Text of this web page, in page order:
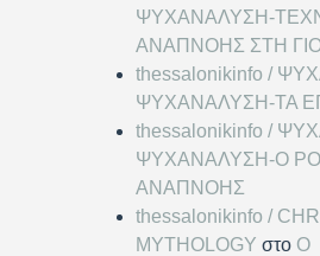
ΨΥΧΑΝΑΛΥΣΗ-
ΑΝΑΠΝΟΗΣ ΣΤΗ
thessalonikinfo /
ΨΥΧΑΝΑΛΥΣΗ-ΤΑ
thessalonikinfo /
ΨΥΧΑΝΑΛΥΣΗ-Ο
ΑΝΑΠΝΟΗΣ
thessalonikinfo /
MYTHOLOGY στο Ο